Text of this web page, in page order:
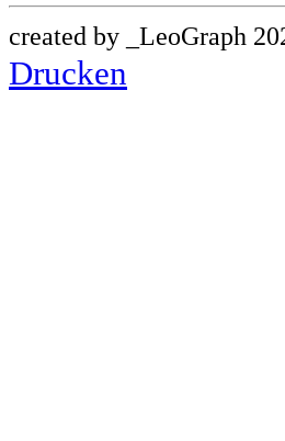
created by _LeoGraph
Drucken